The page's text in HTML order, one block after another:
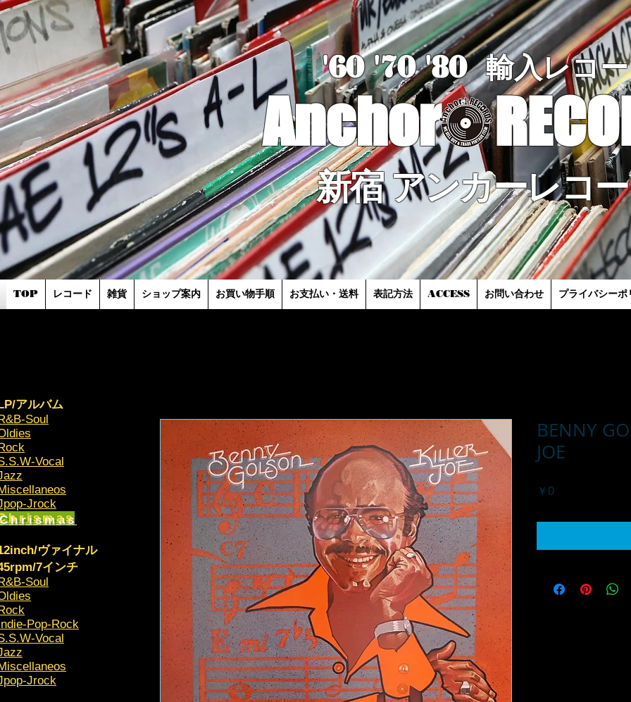
TOP レコード 雑貨 ショップ案内 お買い物手順 お支払い・送料 表記方法 ACCESS お問い合わせ プライバシーポ
BENNY
JOE
￥0価
'60 '70'80 輸入レコ
Anchor
新宿 アンカーレコ
アルバム
Soul
Vocal
Jrock
ヴァイナル
7インチ
Soul
Pop-Rock
Vocal
Jrock